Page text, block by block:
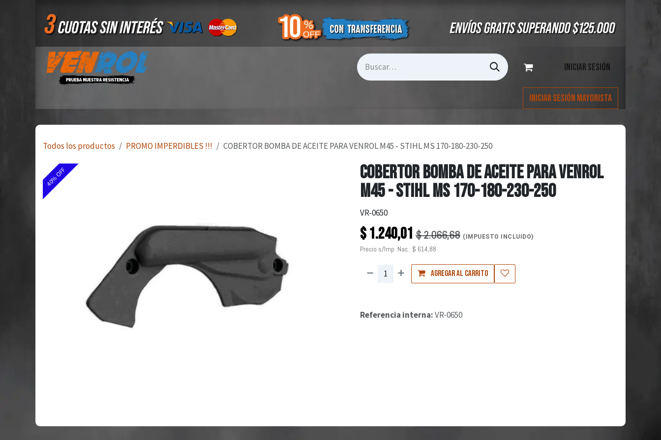
Iniciar sesión
Iniciar Sesión Mayorista
Todos los productos PROMO IMPERDIBLES !!! COBERTOR BOMBA DE ACEITE PARA VENROL M45 - STIHL MS 170-180-230-250
40% OFF
COBERTOR BOMBA DE ACEITE PARA VENROL
M45 - STIHL MS 170-180-230-250
VR-0650
$1.240,01 $2.066,68 (IMPUESTO INCLUIDO)
Precio s/Imp. Nac.: $ 614,88
Agregar al carrito
Referencia interna:VR-0650